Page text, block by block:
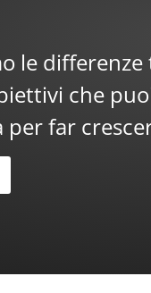
le differenze
che
per far